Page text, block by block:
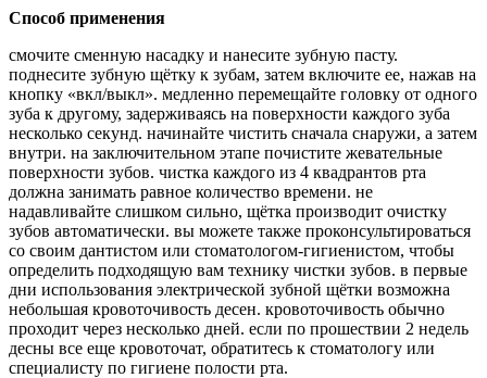
Способ применения
смочите сменную насадку и нанесите зубную пасту.
поднесите зубную щётку к зубам, затем включите ее, нажав на
кнопку «вкл/выкл». медленно перемещайте головку от одного
зуба к другому, задерживаясь на поверхности каждого зуба
несколько секунд. начинайте чистить сначала снаружи, а затем
внутри. на заключительном этапе почистите жевательные
поверхности зубов. чистка каждого из 4 квадрантов рта
должна занимать равное количество времени. не
надавливайте слишком сильно, щётка производит очистку
зубов автоматически. вы можете также проконсультироваться
со своим дантистом или стоматологом-гигиенистом, чтобы
определить подходящую вам технику чистки зубов. в первые
дни использования электрической зубной щётки возможна
небольшая кровоточивость десен. кровоточивость обычно
проходит через несколько дней. если по прошествии 2 недель
десны все еще кровоточат, обратитесь к стоматологу или
специалисту по гигиене полости рта.